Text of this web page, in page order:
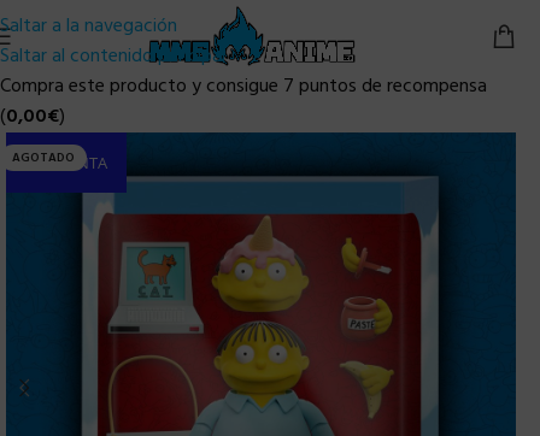
Saltar a la navegación
Saltar al contenido principal
Compra este producto y consigue 7 puntos de recompensa
(0,00€)
AGOTADO
PRE-VENTA